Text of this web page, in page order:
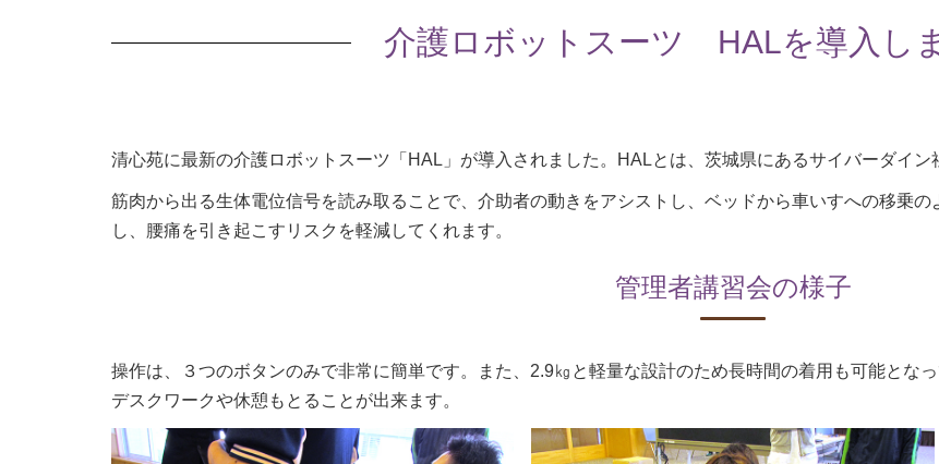
介護ロボットスーツ HALを導入し
清心苑に最新の介護ロボットスーツ「HAL」が導入されました。HALとは、茨城県にあるサイバーダイン
筋肉から出る生体電位信号を読み取ることで、介助者の動きをアシストし、ベッドから車いすへの移乗
し、腰痛を引き起こすリスクを軽減してくれます。
管理者講習会の様子
操作は、３つのボタンのみで非常に簡単です。また、2.9㎏と軽量な設計のため長時間の着用も可能とな
デスクワークや休憩もとることが出来ます。